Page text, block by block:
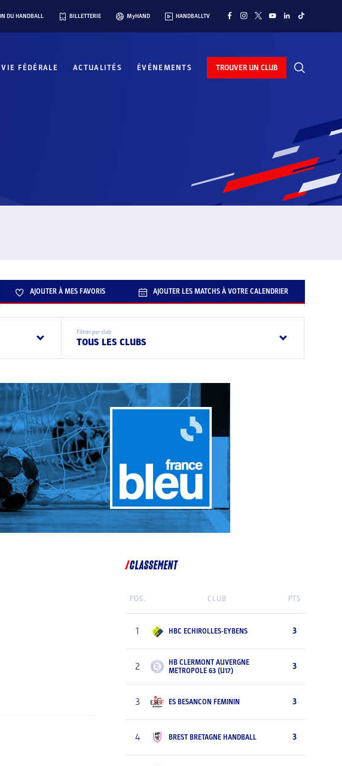
DU HANDBALL BILLETTERIE MyHAND HANDBALLTV
VIE FÉDÉRALE ACTUALITÉS ÉVÉNEMENTS TROUVER UN CLUB
AJOUTER À MES FAVORIS AJOUTER LES MATCHS À VOTRE CALENDRIER
Filtrer par club
TOUS LES CLUBS
CLASSEMENT
POS. CLUB PTS
1 HBC ECHIROLLES-EYBENS 3
2
HB CLERMONT AUVERGNE
METROPOLE 63 (U17)
3
3 ES BESANCON FEMININ 3
4 BREST BRETAGNE HANDBALL 3